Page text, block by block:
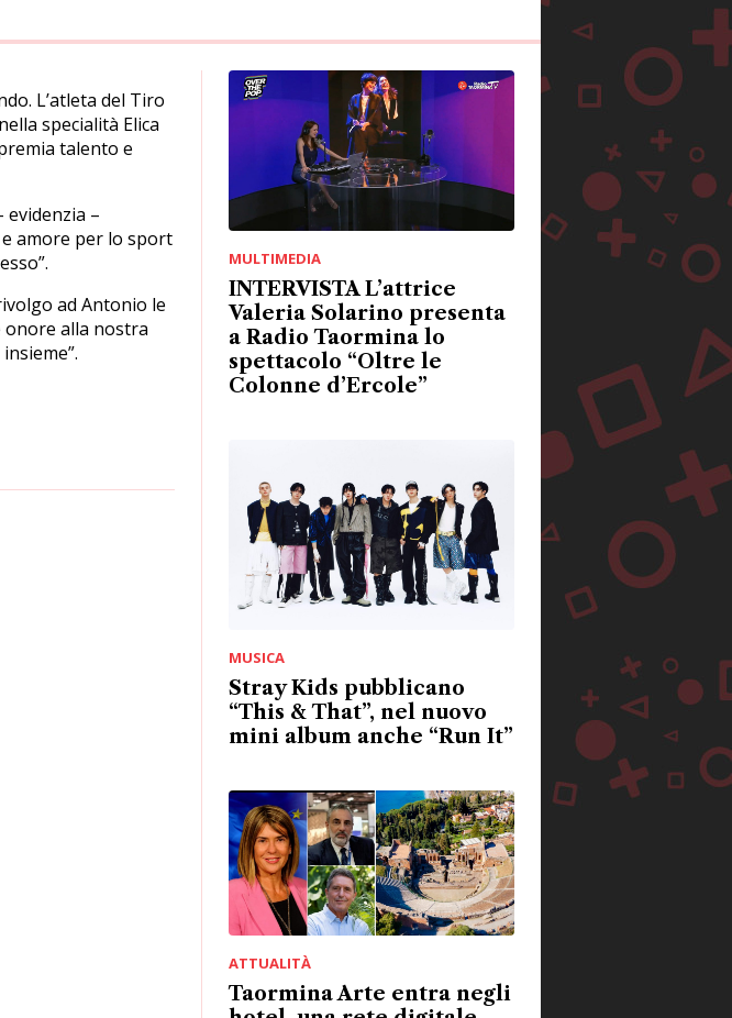
L’atleta del Tiro
specialità Elica
talento e
evidenzia –
amore per lo sport
ad Antonio le
alla nostra
MULTIMEDIA
INTERVISTA L’attrice
Valeria Solarino presenta
a Radio Taormina lo
spettacolo “Oltre le
Colonne d’Ercole”
MUSICA
Stray Kids pubblicano
“This & That”, nel nuovo
mini album anche “Run It”
ATTUALITÀ
Taormina Arte entra negli